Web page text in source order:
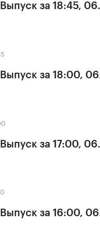
за 18:45,
Выпуск за 18:00,
за 17:00,
Выпуск за 16:00,